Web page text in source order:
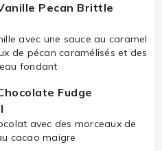
Pecan Brittle
avec une sauce au caramel
de pécan caramélisés et des
fondant
Fudge
avec des morceaux de
cacao maigre